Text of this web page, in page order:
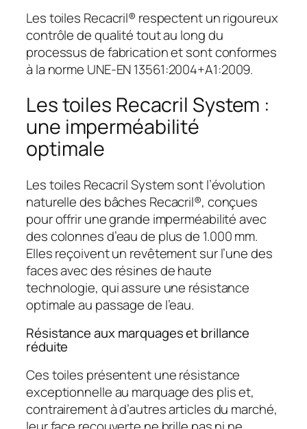
Les toiles Recacril® respectent un rigoureux
contrôle de qualité tout au long du
processus de fabrication et sont conformes
à la norme UNE-EN 13561:2004+A1:2009.
Les toiles Recacril System :
une imperméabilité
optimale
Les toiles Recacril System sont l’évolution
naturelle des bâches Recacril®, conçues
pour offrir une grande imperméabilité avec
des colonnes d’eau de plus de 1.000 mm.
Elles reçoivent un revêtement sur l’une des
faces avec des résines de haute
technologie, qui assure une résistance
optimale au passage de l’eau.
Résistance aux marquages et brillance
réduite
Ces toiles présentent une résistance
exceptionnelle au marquage des plis et,
contrairement à d’autres articles du marché,